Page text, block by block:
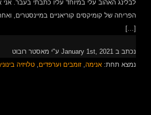
לבלינג האהוב עלי במיוחד עליו כתבתי בעבר. אני
הפריחה של קומיקסים קוריאניים במיינסטרים,
[…]
נכתב ב January 1st, 2021 ע"י מאסטר רובוט
נמצא תחת: אנימה, זומבים וערפדים, טלויזיה